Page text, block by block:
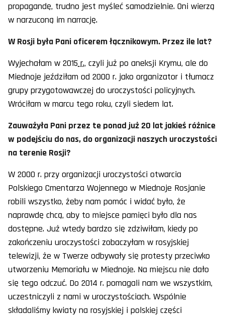
propagandę, trudno jest myśleć samodzielnie. Oni wierzą
w narzuconą im narrację.
W Rosji była Pani oficerem łącznikowym. Przez ile lat?
Wyjechałam w 2015r., czyli już po aneksji Krymu, ale do
Miednoje jeździłam od 2000 r. jako organizator i tłumacz
grupy przygotowawczej do uroczystości policyjnych.
Wróciłam w marcu tego roku, czyli siedem lat.
Zauważyła Pani przez te ponad już 20 lat jakieś różnice
w podejściu do nas, do organizacji naszych uroczystości
na terenie Rosji?
W 2000 r. przy organizacji uroczystości otwarcia
Polskiego Cmentarza Wojennego w Miednoje Rosjanie
robili wszystko, żeby nam pomóc i widać było, że
naprawdę chcą, aby to miejsce pamięci było dla nas
dostępne. Już wtedy bardzo się zdziwiłam, kiedy po
zakończeniu uroczystości zobaczyłam w rosyjskiej
telewizji, że w Twerze odbywały się protesty przeciwko
utworzeniu Memoriału w Miednoje. Na miejscu nie dało
się tego odczuć. Do 2014 r. pomagali nam we wszystkim,
uczestniczyli z nami w uroczystościach. Wspólnie
składaliśmy kwiaty na rosyjskiej i polskiej części